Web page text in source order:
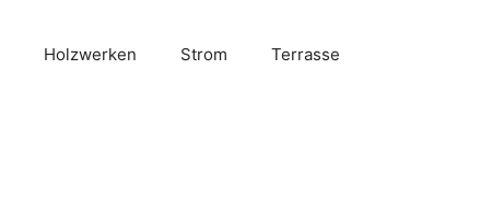
Holzwerken Strom Terrasse